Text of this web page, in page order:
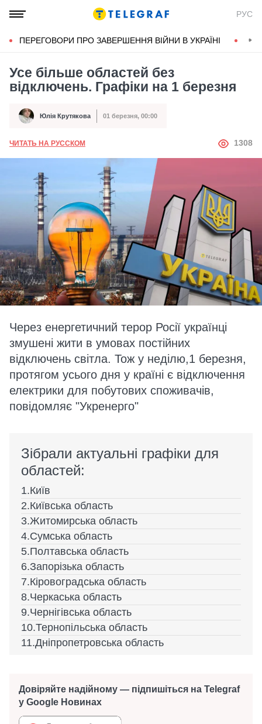
РУС
ПЕРЕГОВОРИ ПРО ЗАВЕРШЕННЯ ВІЙНИ В УКРАЇНІ
Усе більше областей без
відключень. Графіки на 1 березня
Автор Юлія Крутякова
Дата публікації 01 березня, 00:00
ЧИТАТЬ НА РУССКОМ АВТОР
1308
Через енергетичний терор Росії українці
змушені жити в умовах постійних
відключень світла. Тож у неділю,1 березня,
протягом усього дня у країні є відключення
електрики для побутових споживачів,
повідомляє "Укренерго"
Зібрали актуальні графіки для
областей:
Київ
Київська область
Житомирська область
Сумська область
Полтавська область
Запорізька область
Кіровоградська область
Черкаська область
Чернігівська область
Тернопільська область
Дніпропетровська область
Довіряйте надійному — підпишіться на Telegraf
у Google Новинах